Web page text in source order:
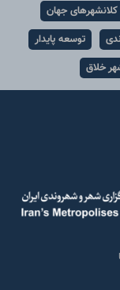
کلانشهرهای جهان
توسعه پایدار
خلاق